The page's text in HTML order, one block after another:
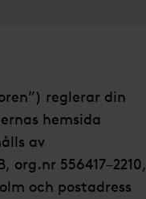
reglerar din
hemsida
av
org.nr 556417–2210,
och postadress